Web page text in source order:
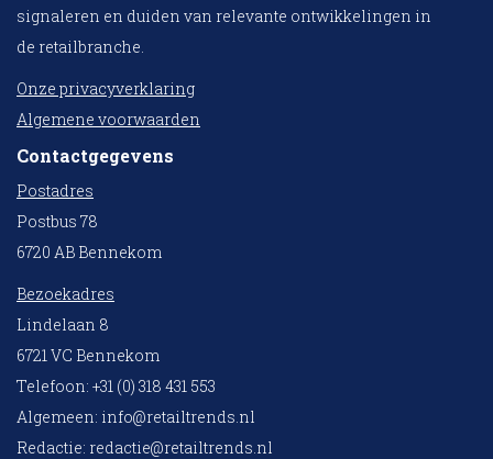
signaleren en duiden van relevante ontwikkelingen in
de retailbranche.
Onze privacyverklaring
Algemene voorwaarden
Contactgegevens
Postadres
Postbus 78
6720 AB Bennekom
Bezoekadres
Lindelaan 8
6721 VC Bennekom
Telefoon: +31 (0) 318 431 553
Algemeen: info@retailtrends.nl
Redactie: redactie@retailtrends.nl